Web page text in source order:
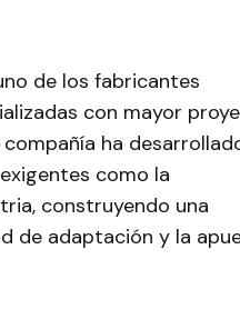
de los fabricantes
con mayor
ha
como la
construyendo una
de adaptación y la